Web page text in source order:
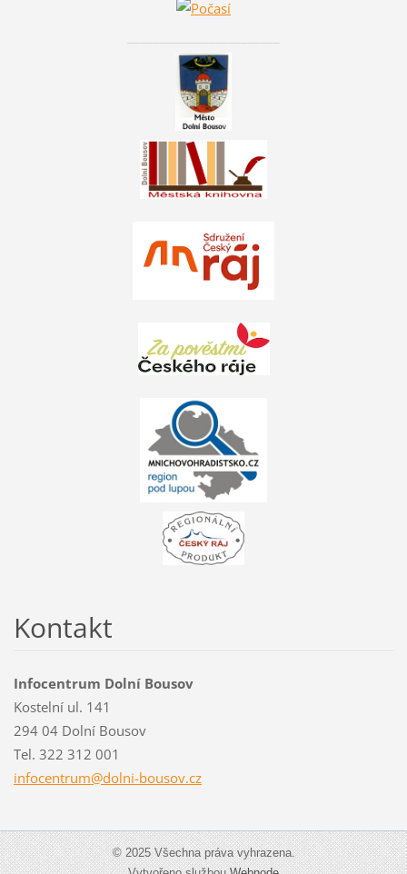
Kontakt
Infocentrum Dolní Bousov
Kostelní ul. 141
294 04 Dolní Bousov
Tel. 322 312 001
infocentrum@dolni-bousov.cz
© 2025 Všechna práva vyhrazena.